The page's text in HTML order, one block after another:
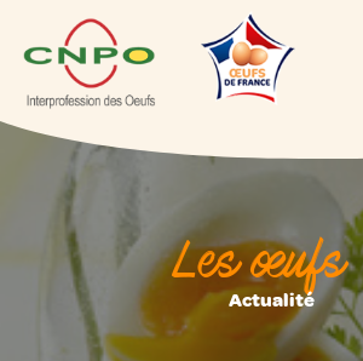
Les œufs
Actualité